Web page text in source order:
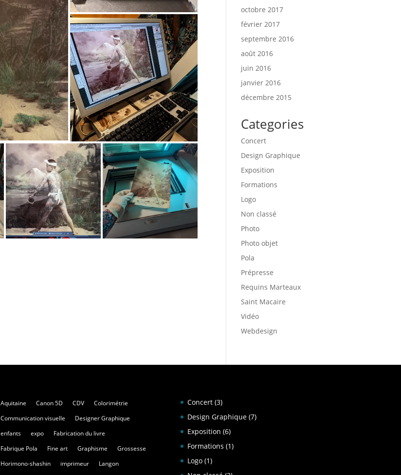
octobre 2017
février 2017
septembre 2016
août 2016
juin 2016
janvier 2016
décembre 2015
Categories
Concert
Design Graphique
Exposition
Formations
Logo
Non classé
Photo
Photo objet
Pola
Prépresse
Requins Marteaux
Saint Macaire
Vidéo
Webdesign
Aquitaine Canon 5D CDV
Colorimétrie
Communication visuelle
Designer Graphique
enfants
expo
Fabrication du livre
Fabrique Pola
Fine art Graphisme
Grossesse
Horimono-shashin
imprimeur
Langon
Concert(3)
Design Graphique(7)
Exposition (6)
Formations (1)
Logo(1)